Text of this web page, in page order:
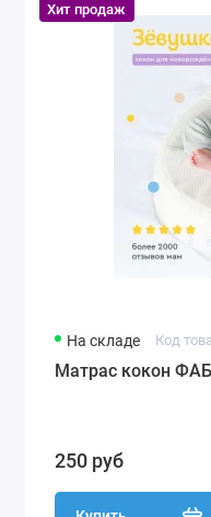
Хит продаж
На складе Код
Матрас кокон
250 руб